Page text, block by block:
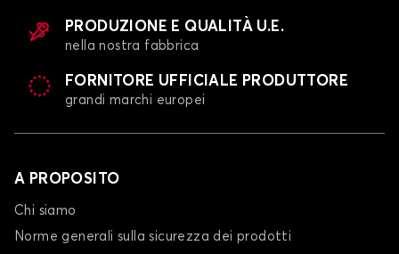
PRODUZIONE E QUALITÀ U.E.
nella nostra fabbrica
FORNITORE UFFICIALE PRODUTTORE
grandi marchi europei
A PROPOSITO
Chi siamo
Norme generali sulla sicurezza dei prodotti